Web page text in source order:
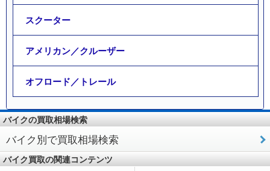
スクーター
アメリカン／クルーザー
オフロード／トレール
バイクの買取相場検索
バイク別で買取相場検索
バイク買取の関連コンテンツ